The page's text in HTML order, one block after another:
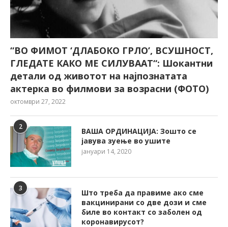
“ВО ФИМОТ ‘ДЛАБОКО ГРЛО’, ВСУШНОСТ,
ГЛЕДАТЕ КАКО МЕ СИЛУВААТ“: Шокантни
детали од животот на најпознатата
актерка во филмови за возрасни (ФОТО)
октомври 27, 2022
2
ВАША ОРДИНАЦИЈА: Зошто се
јавува зуење во ушите
јануари 14, 2020
3
Што треба да правиме ако сме
вакцинирани со две дози и сме
биле во контакт со заболен од
коронавирусот?